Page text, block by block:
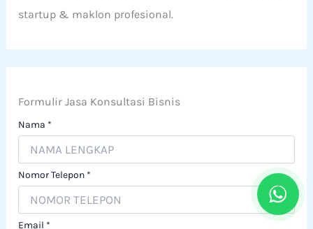
startup & maklon profesional.
Formulir Jasa Konsultasi Bisnis
Nama *
Nomor Telepon *
Email *